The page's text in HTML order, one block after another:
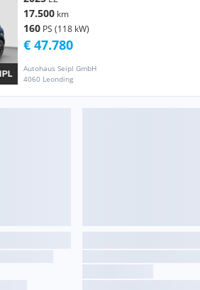
17.500 km
160 PS (118 kW)
Autohaus Seipl GmbH
4060 Leonding
€ 47.780